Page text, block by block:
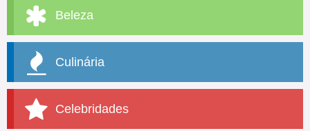
Beleza
Culinária
Celebridades